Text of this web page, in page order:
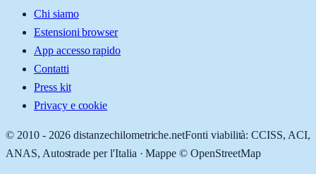
Chi siamo
Estensioni browser
App accesso rapido
Contatti
Press kit
Privacy e cookie
© 2010 - 2026 distanzechilometriche.netFonti viabilità: CCISS, ACI,
ANAS, Autostrade per l'Italia · Mappe © OpenStreetMap